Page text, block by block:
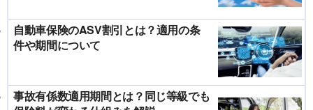
自動車保険のASV割引とは？適用の条
件や期間について
事故有係数適用期間とは？同じ等級でも